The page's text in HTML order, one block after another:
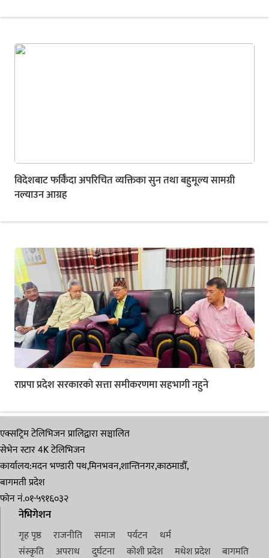
विदेशबाट फर्किँदा अपरिचित व्यक्तिका सुन तथा बहुमूल्य सामग्री
नल्याउन आग्रह
राप्रपा प्रदेश सरकारको सत्ता समीकरणमा सहभागी नहुने
एक्सट्रिम टेलिभिजन प्रालिद्वारा सञ्चालित
सेभेन स्टार 4K टेलिभिजन
कार्यालय:मदन भण्डारी पथ,मिनभवन,शान्तिनगर,काठमाडौँ,
बागमती प्रदेश
फोन नं.०१-५९१६०३२
नेभिगेशन
गृह पृष्ठ राजनीति समाज पर्यटन
धर्म
संस्कृति
अपराध दुर्घटना कोशी प्रदेश मधेश प्रदेश बागमति